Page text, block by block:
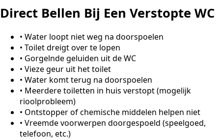
Direct Bellen Bij Een Verstopte WC
• Water loopt niet weg na doorspoelen
• Toilet dreigt over te lopen
• Gorgelnde geluiden uit de WC
• Vieze geur uit het toilet
• Water komt terug na doorspoelen
• Meerdere toiletten in huis verstopt (mogelijk
rioolprobleem)
• Ontstopper of chemische middelen helpen niet
• Vreemde voorwerpen doorgespoeld (speelgoed,
telefoon, etc.)